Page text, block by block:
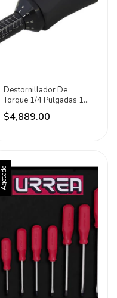
Destornillador De
Torque 1/4 Pulgadas 10-
90in-lb Urrea
$4,889.00
Agotado